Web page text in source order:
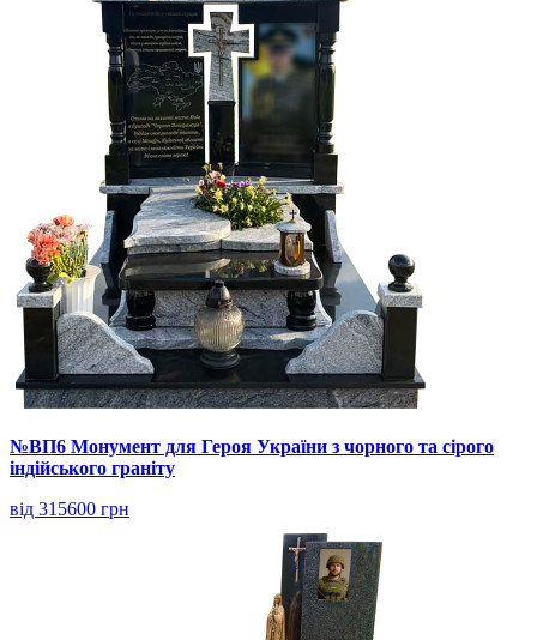
№ВП6 Монумент для Героя України з чорного та сірого
індійського граніту
від 315600 грн